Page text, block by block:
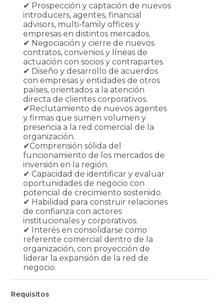
✔ Prospección y captación de nuevos
introducers, agentes, financial
advisors, multi-family offices y
empresas en distintos mercados.
✔ Negociación y cierre de nuevos
contratos, convenios y líneas de
actuación con socios y contrapartes.
✔ Diseño y desarrollo de acuerdos
con empresas y entidades de otros
países, orientados a la atención
directa de clientes corporativos.
✔Reclutamiento de nuevos agentes
y firmas que sumen volumen y
presencia a la red comercial de la
organización.
✔Comprensión sólida del
funcionamiento de los mercados de
inversión en la región.
✔ Capacidad de identificar y evaluar
oportunidades de negocio con
potencial de crecimiento sostenido.
✔ Habilidad para construir relaciones
de confianza con actores
institucionales y corporativos.
✔ Interés en consolidarse como
referente comercial dentro de la
organización, con proyección de
liderar la expansión de la red de
negocio.
Requisitos